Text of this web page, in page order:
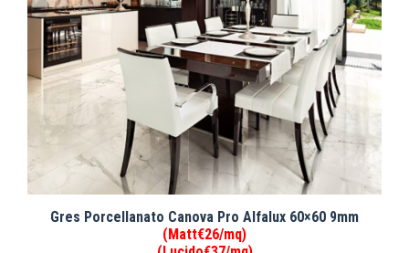
Gres Porcellanato Canova Pro Alfalux 60×60 9mm
(Matt€26/mq)